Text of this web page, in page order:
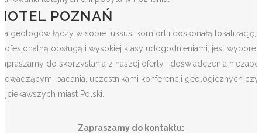
POZNAŃ
geologów łączy w sobie luksus, komfort i doskonałą
obsługą i wysokiej klasy udogodnieniami, jest
do skorzystania z naszej oferty i doświadczenia
badania, uczestnikami konferencji geologicznych
miast Polski.
Zapraszamy do kontaktu: